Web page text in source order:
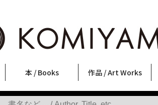
本 / Books
写真集
Photobooks
ファッション
Fashion
アート / 美術
Art
文学・人文
Literature & Humanities
日本文化
Japanese Culture
新刊
New Books
SALE
SALE
作品 / Art Works
フォトグラフィー
Photography
ポスター
Posters
ストリートアート
Street Art
立体・その他
Sculptures / etc
アートワークス
Art Works
Primary Artworks
KOMIYAMA TOKYO ART LABEL
版画
Prints